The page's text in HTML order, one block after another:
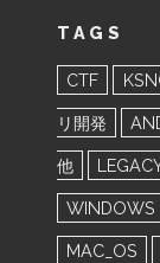
TAGS
CTF
リ開発
他
WINDOWS
MAC_OS